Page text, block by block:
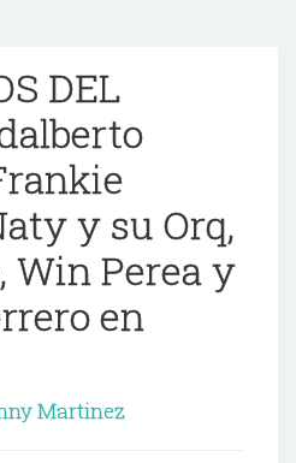
DEL
y su Orq,
Win Perea y
en
Martinez